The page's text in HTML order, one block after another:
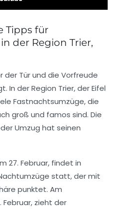
Tipps für
der Region Trier,
der Tür und die Vorfreude
In der Region Trier, der Eifel
Fastnachtsumzüge, die
groß und famos sind. Die
Umzug hat seinen
27. Februar, findet in
statt, der mit
punktet. Am
Februar, zieht der